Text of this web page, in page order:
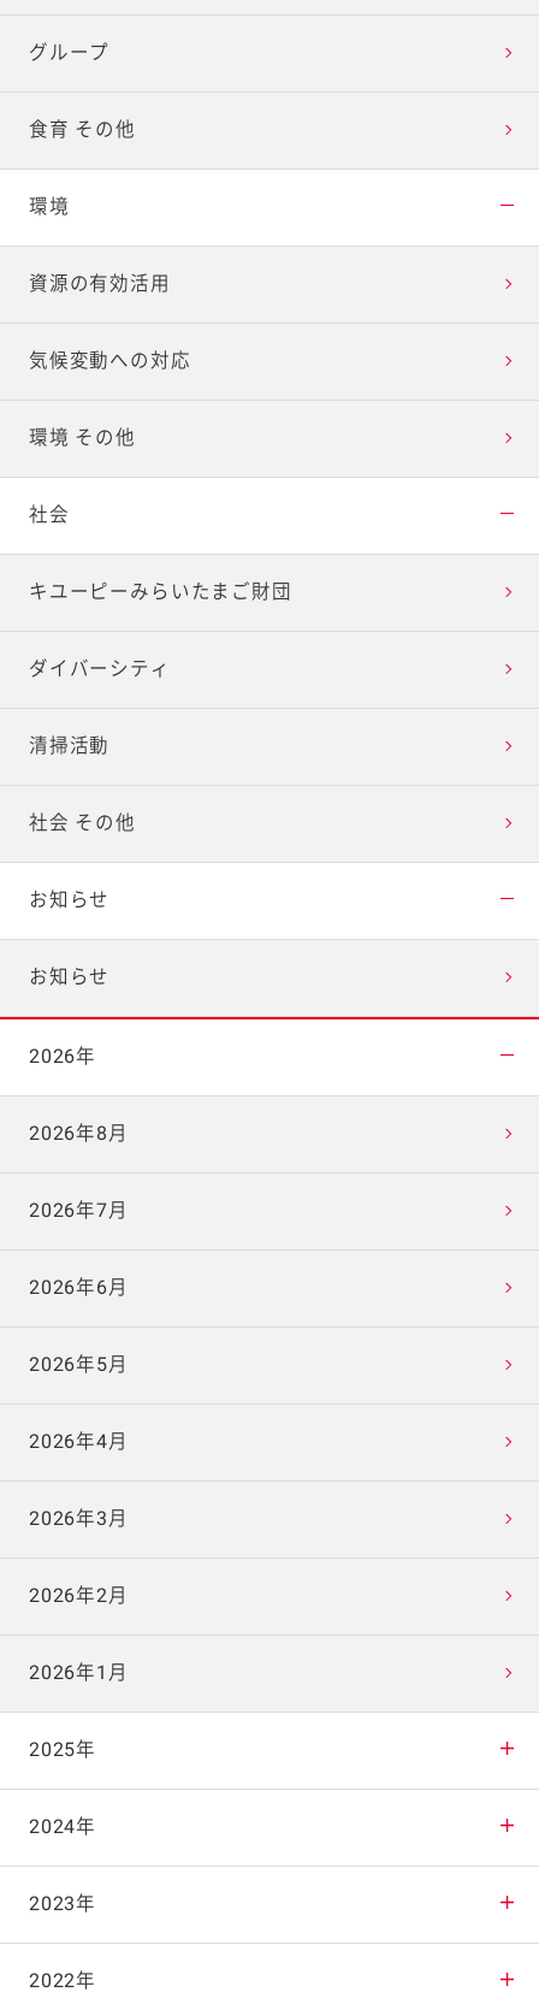
グループ
食育 その他
環境
資源の有効活用
気候変動への対応
環境 その他
社会
キユーピーみらいたまご財団
ダイバーシティ
清掃活動
社会 その他
お知らせ
お知らせ
2026年
2026年8月
2026年7月
2026年6月
2026年5月
2026年4月
2026年3月
2026年2月
2026年1月
2025年
2025年12月
2025年11月
2025年10月
2024年
2024年12月
2024年11月
2023年
2023年12月
2022年